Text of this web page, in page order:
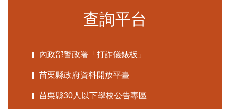
查詢平台
內政部警政署「打詐儀錶板」
苗栗縣政府資料開放平臺
苗栗縣30人以下學校公告專區